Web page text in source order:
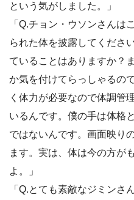
という気がしました。」
「Q.チョン・ウソンさんは
られた体を披露してくださ
ていることはありますか？
か気を付けてらっしゃるの
く体力が必要なので体調管
いるんです。僕の手は体格
ではないんです。画面映り
ます。実は、体は今の方が
よ。」
「Q.とても素敵なジミンさ